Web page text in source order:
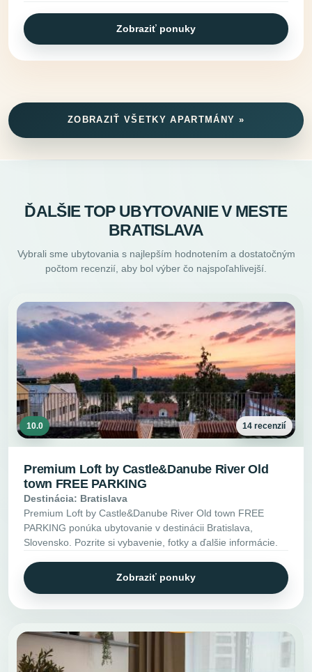
Zobraziť ponuky
ZOBRAZIŤ VŠETKY APARTMÁNY »
ĎALŠIE TOP UBYTOVANIE V MESTE
BRATISLAVA
Vybrali sme ubytovania s najlepším hodnotením a dostatočným
počtom recenzií, aby bol výber čo najspoľahlivejší.
10.0 14 recenzií
Premium Loft by Castle&Danube River Old
town FREE PARKING
Destinácia: Bratislava
Premium Loft by Castle&Danube River Old town FREE
PARKING ponúka ubytovanie v destinácii Bratislava,
Slovensko. Pozrite si vybavenie, fotky a ďalšie informácie.
Zobraziť ponuky